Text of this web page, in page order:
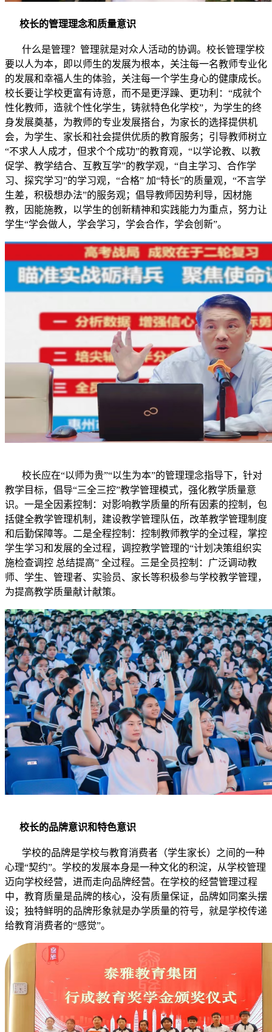
校长的管理理念和质量意识
什么是管理？管理就是对众人活动的协调。校长管理学校
要以人为本，即以师生的发展为根本，关注每一名教师专业化
的发展和幸福人生的体验，关注每一个学生身心的健康成长。
校长要让学校更富有诗意，而不是更浮躁、更功利：“成就个
性化教师，造就个性化学生，铸就特色化学校”，为学生的终
身发展奠基，为教师的专业发展搭台，为家长的选择提供机
会，为学生、家长和社会提供优质的教育服务；引导教师树立
“不求人人成才，但求个个成功”的教育观，“以学论教、以教
促学、教学结合、互教互学”的教学观，“自主学习、合作学
习、探究学习”的学习观，“合格” 加“特长”的质量观，“不言学
生差，积极想办法”的服务观；倡导教师因势利导，因材施
教，因能施教，以学生的创新精神和实践能力为重点，努力让
学生“学会做人，学会学习，学会合作，学会创新”。
校长应在“以师为贵”“以生为本”的管理理念指导下，针对
教学目标，倡导“三全三控”教学管理模式，强化教学质量意
识。一是全因素控制：对影响教学质量的所有因素的控制，包
括健全教学管理机制，建设教学管理队伍，改革教学管理制度
和后勤保障等。二是全程控制：控制教师教学的全过程，掌控
学生学习和发展的全过程，调控教学管理的“计划决策组织实
施检查调控 总结提高” 全过程。三是全员控制：广泛调动教
师、学生、管理者、实验员、家长等积极参与学校教学管理，
为提高教学质量献计献策。
校长的品牌意识和特色意识
学校的品牌是学校与教育消费者（学生家长）之间的一种
心理“契约”。学校的发展本身是一种文化的积淀，从学校管理
迈向学校经营，进而走向品牌经营。在学校的经营管理过程
中，教育质量是品牌的核心，没有质量保证，品牌如同案头摆
设；独特鲜明的品牌形象就是办学质量的符号，就是学校传递
给教育消费者的“感觉”。